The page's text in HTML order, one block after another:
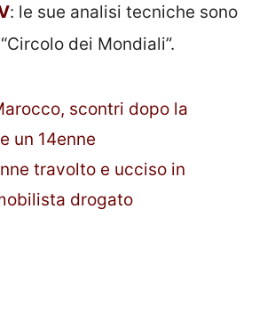
: le sue analisi tecniche sono
dei Mondiali”.
scontri dopo la
un 14enne
travolto e ucciso in
drogato